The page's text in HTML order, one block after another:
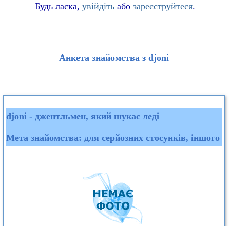
Будь ласка, увійдіть або зареєструйтеся.
Анкета знайомства з djoni
djoni - джентльмен, який шукає леді
Мета знайомства: для серйозних стосунків, іншого